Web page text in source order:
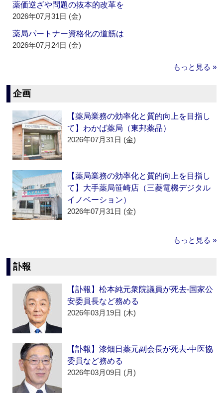
薬価逆ざや問題の抜本的改革を
2026年07月31日 (金)
薬局パートナー資格化の道筋は
2026年07月24日 (金)
もっと見る »
企画
【薬局業務の効率化と質的向上を目指し
て】わかば薬局（東邦薬品）
2026年07月31日 (金)
【薬局業務の効率化と質的向上を目指し
て】大手薬局笹崎店（三菱電機デジタル
イノベーション）
2026年07月31日 (金)
もっと見る »
訃報
【訃報】松本純元衆院議員が死去‐国家公
安委員長など務める
2026年03月19日 (木)
【訃報】漆畑日薬元副会長が死去‐中医協
委員など務める
2026年03月09日 (月)